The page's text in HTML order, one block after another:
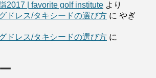
2017 | favorite golf institute より
ドレス/タキシードの選び方 に やぎ
ドレス/タキシードの選び方 に